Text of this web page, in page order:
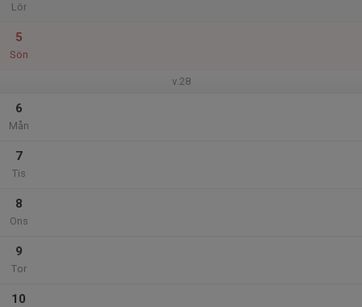
Lör
5
Sön
v.28
6
Mån
7
Tis
8
Ons
9
Tor
10